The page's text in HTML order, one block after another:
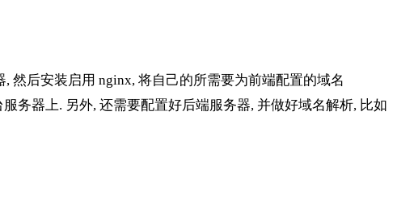
然后安装启用 nginx, 将自己的所需要为前端配置的域名
务器上. 另外, 还需要配置好后端服务器, 并做好域名解析, 比如